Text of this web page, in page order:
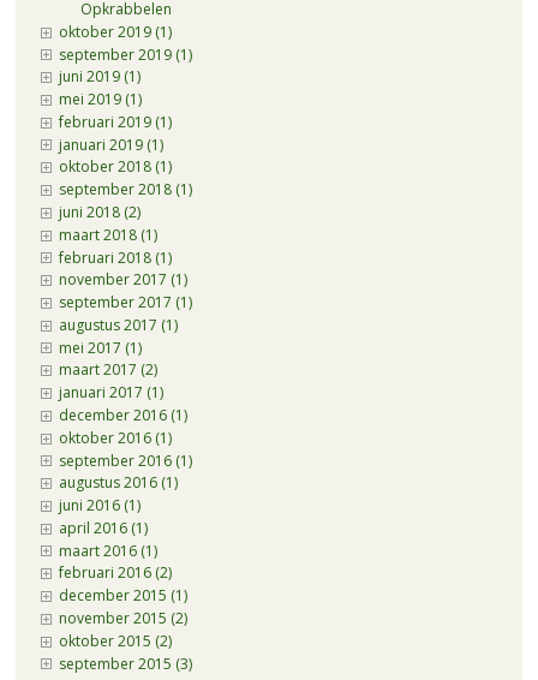
Opkrabbelen
oktober 2019 (1)
september 2019 (1)
juni 2019 (1)
mei 2019 (1)
februari 2019 (1)
januari 2019 (1)
oktober 2018 (1)
september 2018 (1)
juni 2018 (2)
maart 2018 (1)
februari 2018 (1)
november 2017 (1)
september 2017 (1)
augustus 2017 (1)
mei 2017 (1)
maart 2017 (2)
januari 2017 (1)
december 2016 (1)
oktober 2016 (1)
september 2016 (1)
augustus 2016 (1)
juni 2016 (1)
april 2016 (1)
maart 2016 (1)
februari 2016 (2)
december 2015 (1)
november 2015 (2)
oktober 2015 (2)
september 2015 (3)